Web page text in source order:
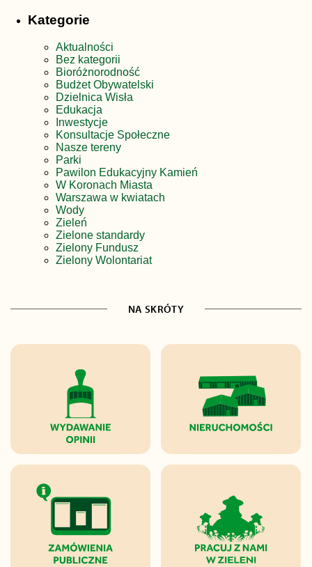
Kategorie
Aktualności
Bez kategorii
Bioróżnorodność
Budżet Obywatelski
Dzielnica Wisła
Edukacja
Inwestycje
Konsultacje Społeczne
Nasze tereny
Parki
Pawilon Edukacyjny Kamień
W Koronach Miasta
Warszawa w kwiatach
Wody
Zieleń
Zielone standardy
Zielony Fundusz
Zielony Wolontariat
NA SKRÓTY